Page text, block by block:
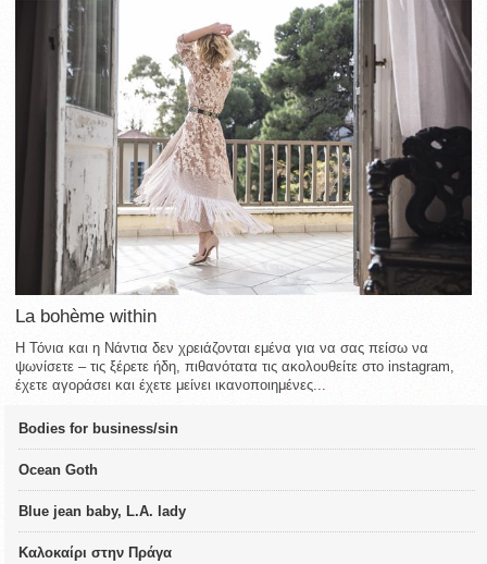
La bohème within
Η Τόνια και η Νάντια δεν χρειάζονται εμένα για να σας πείσω να
ψωνίσετε – τις ξέρετε ήδη, πιθανότατα τις ακολουθείτε στο instagram,
έχετε αγοράσει και έχετε μείνει ικανοποιημένες...
Bodies for business/sin
Ocean Goth
Blue jean baby, L.A. lady
Καλοκαίρι στην Πράγα